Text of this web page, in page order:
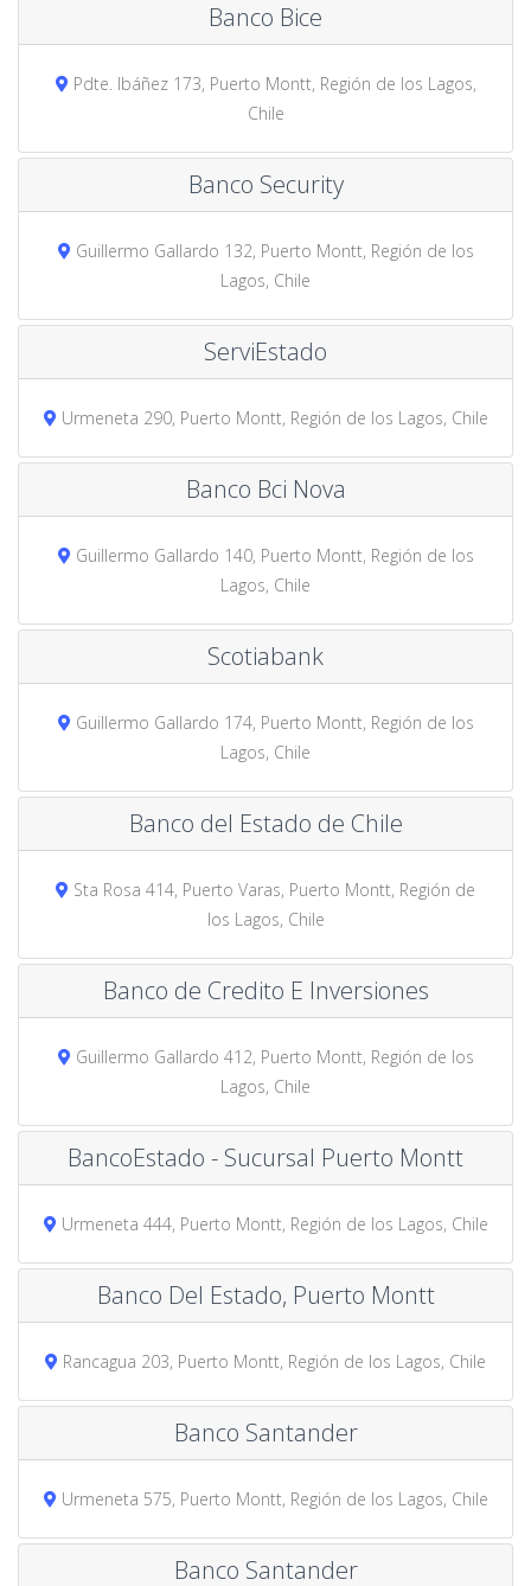
Banco Bice
Pdte. Ibáñez 173, Puerto Montt, Región de los Lagos,
Chile
Banco Security
Guillermo Gallardo 132, Puerto Montt, Región de los
Lagos, Chile
ServiEstado
Urmeneta 290, Puerto Montt, Región de los Lagos, Chile
Banco Bci Nova
Guillermo Gallardo 140, Puerto Montt, Región de los
Lagos, Chile
Scotiabank
Guillermo Gallardo 174, Puerto Montt, Región de los
Lagos, Chile
Banco del Estado de Chile
Sta Rosa 414, Puerto Varas, Puerto Montt, Región de
los Lagos, Chile
Banco de Credito E Inversiones
Guillermo Gallardo 412, Puerto Montt, Región de los
Lagos, Chile
BancoEstado - Sucursal Puerto Montt
Urmeneta 444, Puerto Montt, Región de los Lagos, Chile
Banco Del Estado, Puerto Montt
Rancagua 203, Puerto Montt, Región de los Lagos, Chile
Banco Santander
Urmeneta 575, Puerto Montt, Región de los Lagos, Chile
Banco Santander